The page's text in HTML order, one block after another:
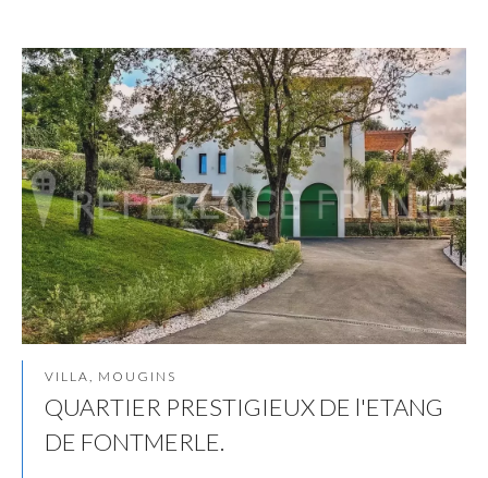
VILLA, MOUGINS
QUARTIER PRESTIGIEUX DE l'ETANG
DE FONTMERLE.